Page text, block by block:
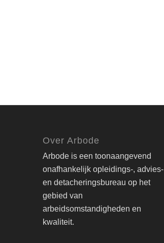
Over Arbode
Arbode is een toonaangevend
onafhankelijk opleidings-, advies-
en detacheringsbureau op het
gebied van
arbeidsomstandigheden en
kwaliteit.